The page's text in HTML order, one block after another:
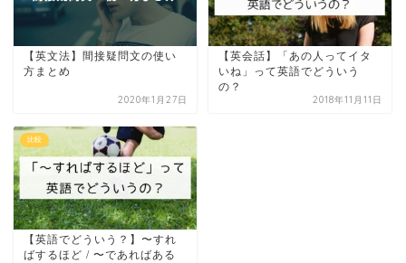
【英文法】間接疑問文の使い
方まとめ
2020年1月27日
【英会話】「あの人ってイタ
いね」って英語でどういう
の？
2018年11月11日
比較
【英語でどういう？】〜すれ
ばするほど / 〜であればある